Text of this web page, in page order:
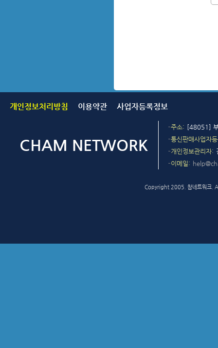
개인정보처리방침 이용약관 사업자등록정보
주소
[48051]
통신판매사업자
개인정보관리자
이메일
Copyright 2005. 참네트워크.